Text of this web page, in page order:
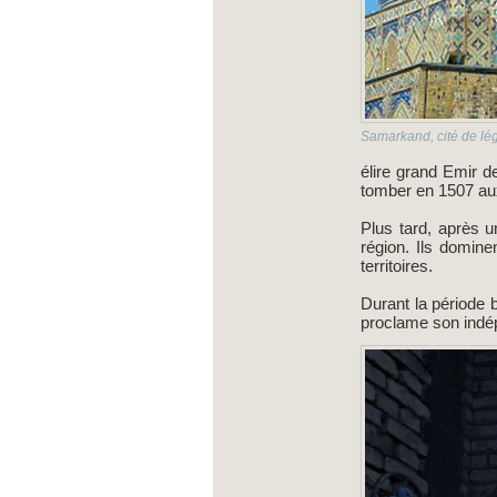
Samarkand, cité de
élire grand Emir
tomber en 1507
Plus tard, après
région. Ils
territoires.
Durant la période
proclame son